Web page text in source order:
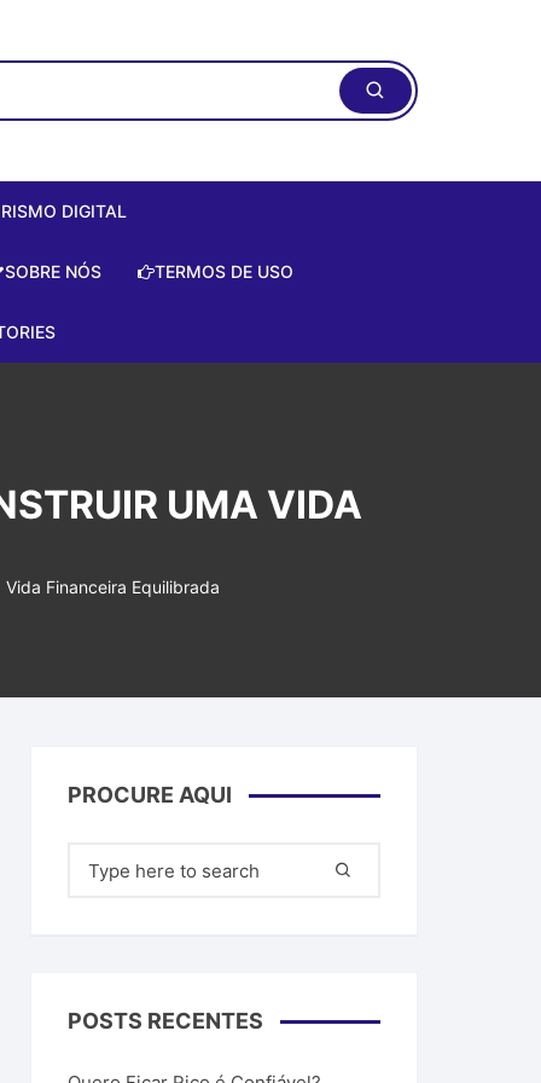
DIGITAL
Digital:
Artificial
SOBRE NÓS TERMOS DE USO
UMA VIDA
Financeira Equilibrada
PROCURE AQUI
por:
POSTS RECENTES